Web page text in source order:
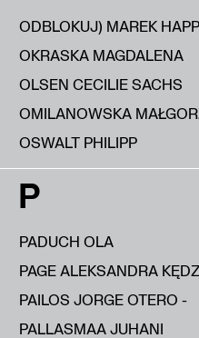
ODBLOKUJ) MAREK
OKRASKA MAGDALENA
OLSEN CECILIE SACHS
OMILANOWSKA
OSWALT PHILIPP
P
PADUCH OLA
PAGE ALEKSANDRA
PAILOS JORGE OTERO -
PALLASMAA JUHANI